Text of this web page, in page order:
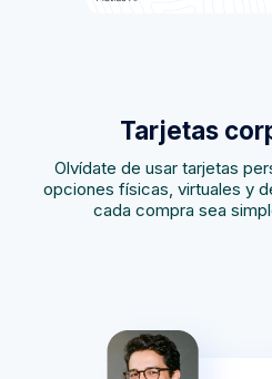
Tarjetas
Olvídate de usar tarjetas
opciones físicas, virtuales y
cada compra sea